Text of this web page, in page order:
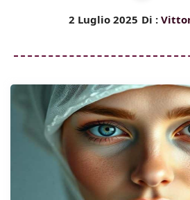
2 Luglio 2025 Di :